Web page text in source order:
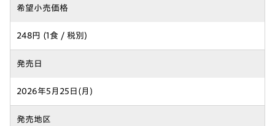
希望小売価格
248円 (1食 / 税別)
発売日
2026年5月25日(月)
発売地区